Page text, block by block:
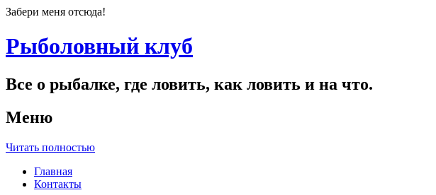
Забери меня отсюда!
Рыболовный клуб
Все о рыбалке, где ловить, как ловить и на что.
Меню
Читать полностью
Главная
Контакты